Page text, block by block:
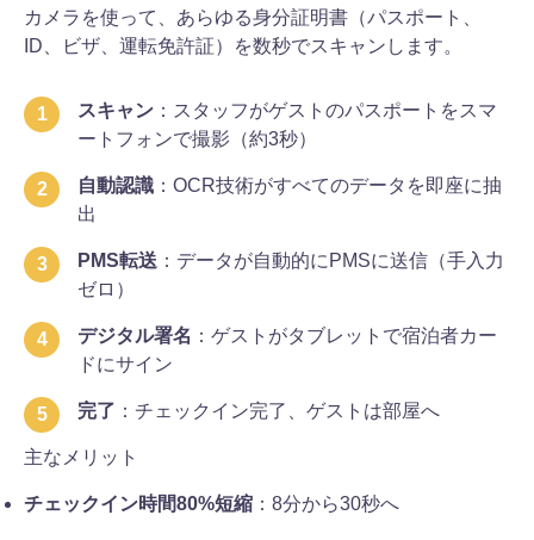
カメラを使って、あらゆる身分証明書（パスポート、
ID、ビザ、運転免許証）を数秒でスキャンします。
スキャン ：スタッフがゲストのパスポートをスマ
ートフォンで撮影（約3秒）
自動認識 ：OCR技術がすべてのデータを即座に抽
出
PMS転送 ：データが自動的にPMSに送信（手入力
ゼロ）
デジタル署名 ：ゲストがタブレットで宿泊者カー
ドにサイン
完了 ：チェックイン完了、ゲストは部屋へ
主なメリット
チェックイン時間80%短縮 ：8分から30秒へ